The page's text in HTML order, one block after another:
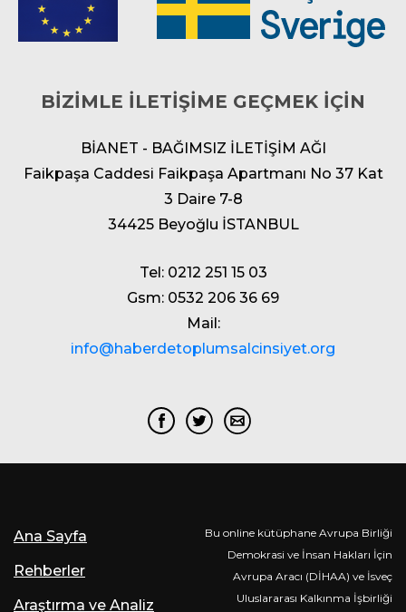
BİZİMLE İLETİŞİME GEÇMEK İÇİN
BİANET - BAĞIMSIZ İLETİŞİM AĞI
Faikpaşa Caddesi Faikpaşa Apartmanı No 37 Kat
3 Daire 7-8
34425 Beyoğlu İSTANBUL
Tel: 0212 251 15 03
Gsm: 0532 206 36 69
Mail:
info@haberdetoplumsalcinsiyet.org
Ana Sayfa
Rehberler
Araştırma ve Analiz
Bu online kütüphane Avrupa Birliği
Demokrasi ve İnsan Hakları İçin
Avrupa Aracı (DİHAA) ve İsveç
Uluslararası Kalkınma İşbirliği